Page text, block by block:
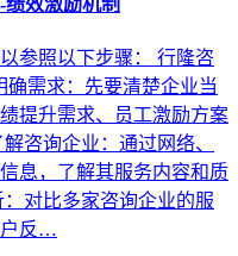
效激励机制
参照以下步骤： 行隆咨
需求：先要清楚企业当
提升需求、员工激励方案
咨询企业：通过网络、
息，了解其服务内容和质
对比多家咨询企业的服
户反…